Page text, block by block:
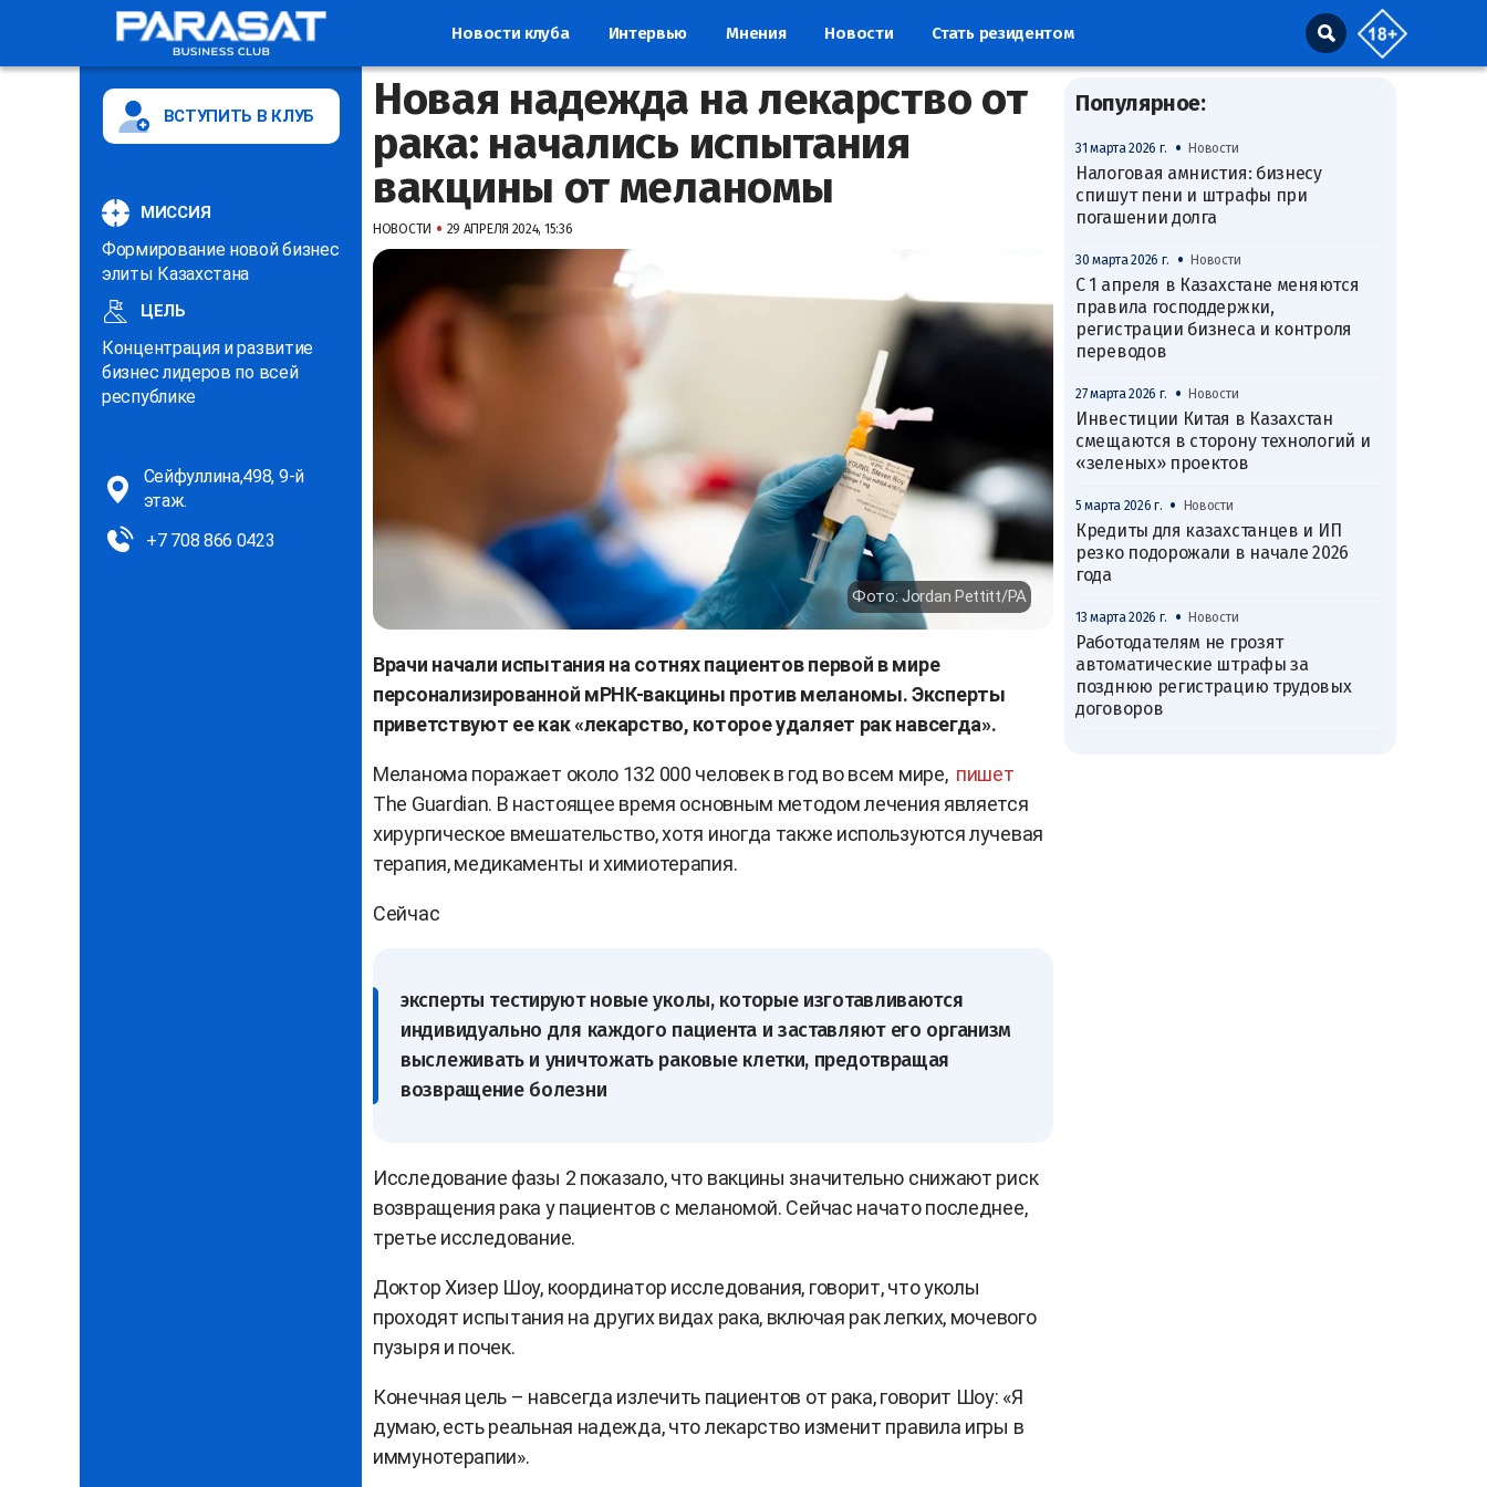
Новости клуба Интервью Мнения Новости Стать резидентом
ВСТУПИТЬ В КЛУБ
МИССИЯ
Формирование новой бизнес
элиты Казахстана
ЦЕЛЬ
Концентрация и развитие
бизнес лидеров по всей
республике
Сейфуллина,498, 9-й
этаж.
+7 708 866 0423
Новая надежда на лекарство от
рака: начались испытания
вакцины от меланомы
НОВОСТИ • 29 АПРЕЛЯ 2024, 15:36
Фото: Jordan Pettitt/PA
Врачи начали испытания на сотнях пациентов первой в мире
персонализированной мРНК-вакцины против меланомы. Эксперты
приветствуют ее как «лекарство, которое удаляет рак навсегда».
Меланома поражает около 132 000 человек в год во всем мире, пишет
The Guardian. В настоящее время основным методом лечения является
хирургическое вмешательство, хотя иногда также используются лучевая
терапия, медикаменты и химиотерапия.
Сейчас
эксперты тестируют новые уколы, которые изготавливаются
индивидуально для каждого пациента и заставляют его организм
выслеживать и уничтожать раковые клетки, предотвращая
возвращение болезни
Исследование фазы 2 показало, что вакцины значительно снижают риск
возвращения рака у пациентов с меланомой. Сейчас начато последнее,
третье исследование.
Доктор Хизер Шоу, координатор исследования, говорит, что уколы
проходят испытания на других видах рака, включая рак легких, мочевого
пузыря и почек.
Конечная цель – навсегда излечить пациентов от рака, говорит Шоу: «Я
думаю, есть реальная надежда, что лекарство изменит правила игры в
иммунотерапии».
Популярное:
31 марта 2026 г. • Новости
Налоговая амнистия: бизнесу
спишут пени и штрафы при
погашении долга
30 марта 2026 г. • Новости
С 1 апреля в Казахстане меняются
правила господдержки,
регистрации бизнеса и контроля
переводов
27 марта 2026 г. • Новости
Инвестиции Китая в Казахстан
смещаются в сторону технологий и
«зеленых» проектов
5 марта 2026 г. • Новости
Кредиты для казахстанцев и ИП
резко подорожали в начале 2026
года
13 марта 2026 г. • Новости
Работодателям не грозят
автоматические штрафы за
позднюю регистрацию трудовых
договоров